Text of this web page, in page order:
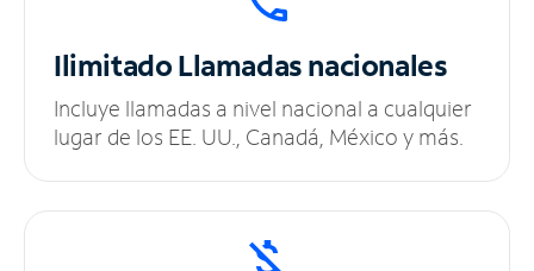
IlimitadoLlamadas nacionales
Incluye llamadas a nivel nacional a cualquier
lugar de los EE. UU., Canadá, México y más.